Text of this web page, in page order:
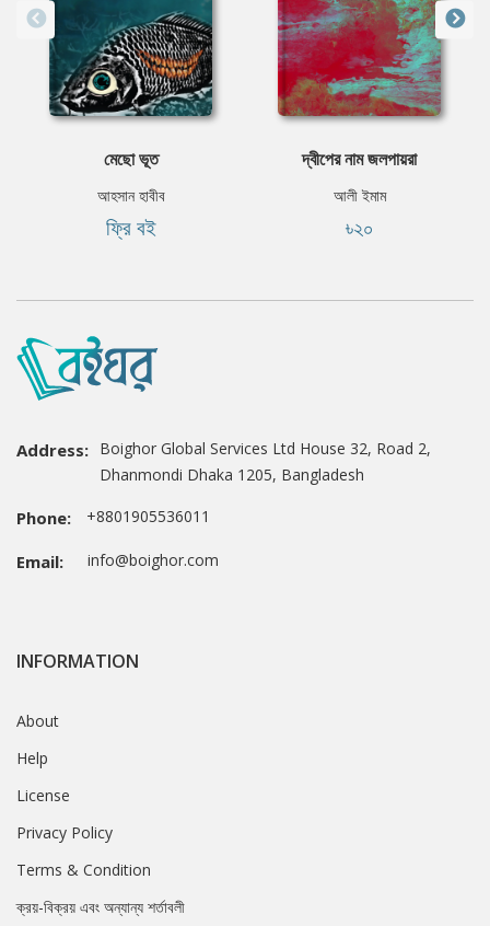
মেছো ভূত
আহসান হাবীব
ফ্রি বই
দ্বীপের নাম জলপায়রা
আলী ইমাম
৳২০
Address: Boighor Global Services Ltd House 32, Road 2,
Dhanmondi Dhaka 1205, Bangladesh
Phone: +8801905536011
Email: info@boighor.com
INFORMATION
About
Help
License
Privacy Policy
Terms & Condition
ক্রয়-বিক্রয় এবং অন্যান্য শর্তাবলী